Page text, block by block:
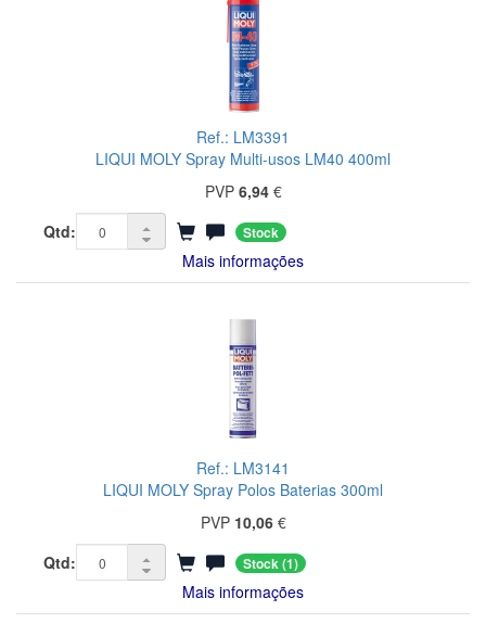
Ref.: LM3391
LIQUI MOLY Spray Multi-usos LM40 400ml
PVP 6,94€
Qtd:
Stock
Mais informações
Ref.: LM3141
LIQUI MOLY Spray Polos Baterias 300ml
PVP 10,06€
Qtd:
Stock(1)
Mais informações